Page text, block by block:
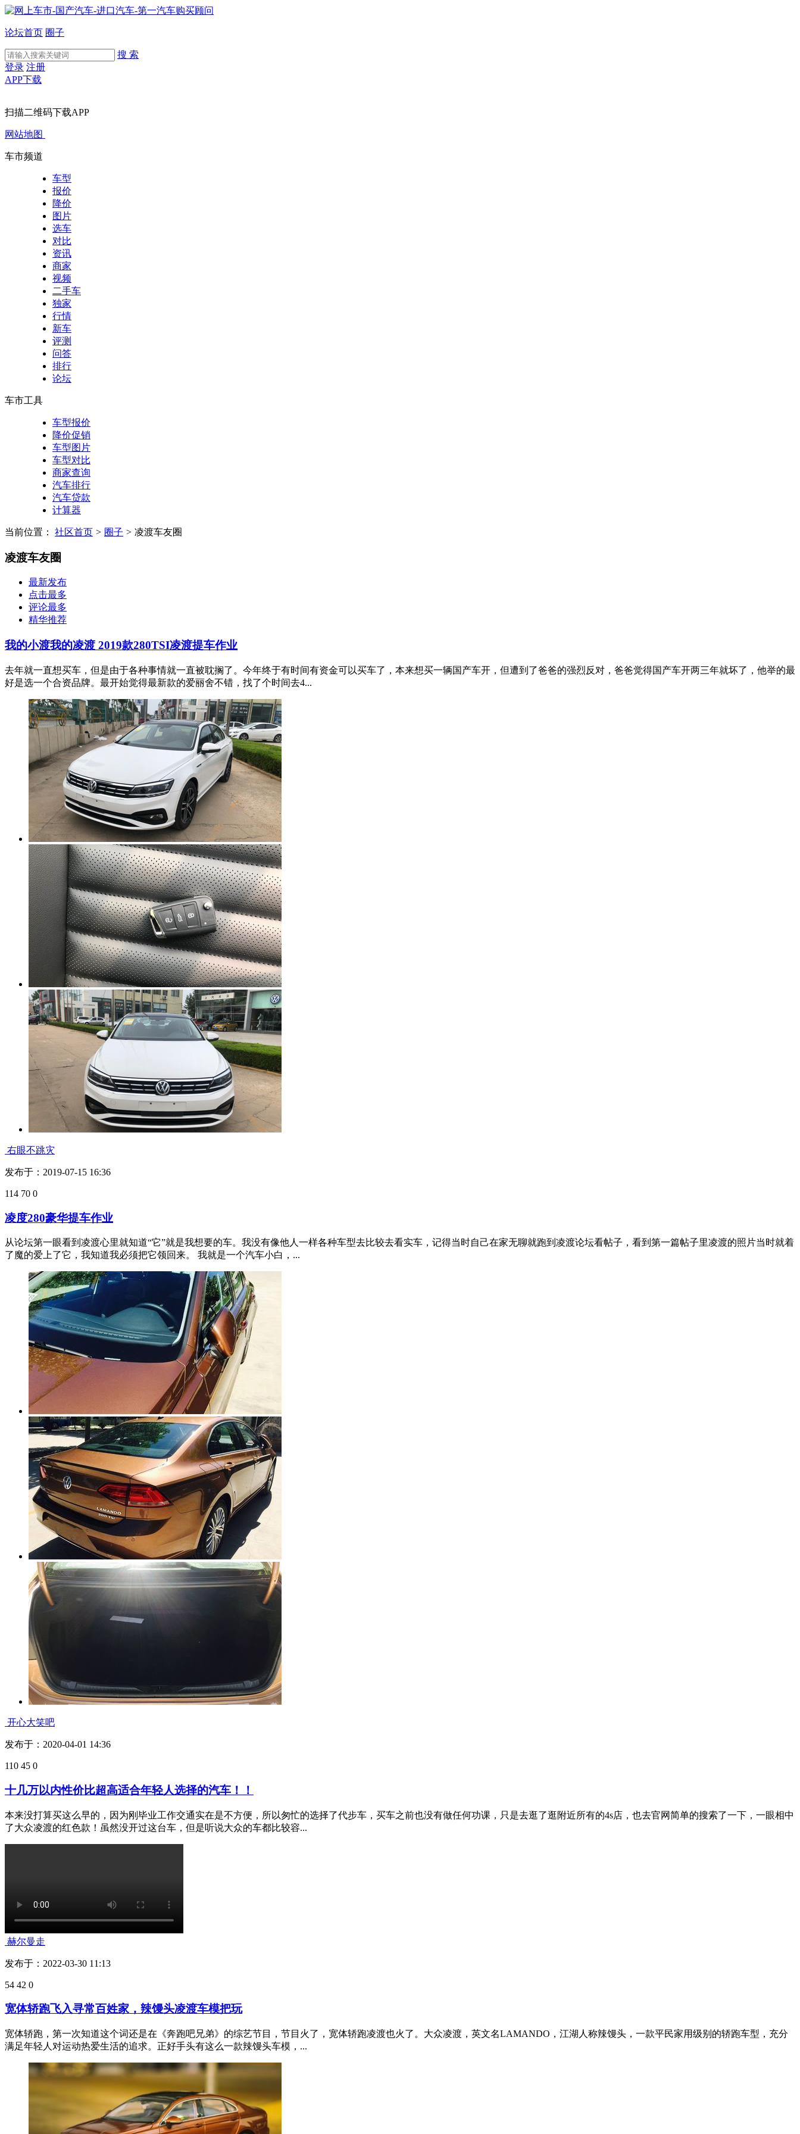
论坛首页 圈子
搜 索
登录 注册
APP下载
扫描二维码下载APP
网站地图
车市频道
车型
报价
降价
图片
选车
对比
资讯
商家
视频
二手车
独家
行情
新车
评测
问答
排行
论坛
车市工具
车型报价
降价促销
车型图片
车型对比
商家查询
汽车排行
汽车贷款
计算器
当前位置： 社区首页 > 圈子 > 凌渡车友圈
凌渡车友圈
最新发布
点击最多
评论最多
精华推荐
我的小渡我的凌渡 2019款280TSI凌渡提车作业
去年就一直想买车，但是由于各种事情就一直被耽搁了。今年终于有时间有资金可以买车了，本来想买一辆国产车开，但遭到了爸爸的强烈反对，爸爸觉得国产车开两三年就坏了，他举的最
好是选一个合资品牌。最开始觉得最新款的爱丽舍不错，找了个时间去4...
右眼不跳灾
发布于：2019-07-15 16:36
114 70 0
凌度280豪华提车作业
从论坛第一眼看到凌渡心里就知道“它”就是我想要的车。我没有像他人一样各种车型去比较去看实车，记得当时自己在家无聊就跑到凌渡论坛看帖子，看到第一篇帖子里凌渡的照片当时就着
了魔的爱上了它，我知道我必须把它领回来。 我就是一个汽车小白，...
开心大笑吧
发布于：2020-04-01 14:36
110 45 0
十几万以内性价比超高适合年轻人选择的汽车！！
本来没打算买这么早的，因为刚毕业工作交通实在是不方便，所以匆忙的选择了代步车，买车之前也没有做任何功课，只是去逛了逛附近所有的4s店，也去官网简单的搜索了一下，一眼相中
了大众凌渡的红色款！虽然没开过这台车，但是听说大众的车都比较容...
赫尔曼走
发布于：2022-03-30 11:13
54 42 0
宽体轿跑飞入寻常百姓家，辣馒头凌渡车模把玩
宽体轿跑，第一次知道这个词还是在《奔跑吧兄弟》的综艺节目，节目火了，宽体轿跑凌渡也火了。大众凌渡，英文名LAMANDO，江湖人称辣馒头，一款平民家用级别的轿跑车型，充分
满足年轻人对运动热爱生活的追求。正好手头有这么一款辣馒头车模，...